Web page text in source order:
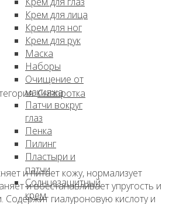
Крем для лица
Крем для ног
Крем для рук
Маска
Наборы
Очищение от
макияжа
Патчи вокруг
глаз
Пенка
Пилинг
Пластыри и
патчи
Солнцезащитный
крем
Сыворотка
и питает кожу, нормализует
и восстанавливает упругость и
Содержит гиалуроновую кислоту и